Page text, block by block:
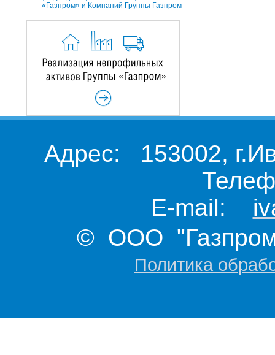
«Газпром» и Компаний Группы Газпром
Адрес: 153002,
E-mail:
© ООО "Газпром
Политика